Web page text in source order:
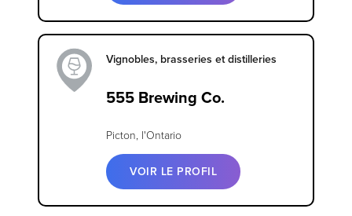
Vignobles, brasseries et distilleries
555 Brewing Co.
Picton, l'Ontario
VOIR LE PROFIL